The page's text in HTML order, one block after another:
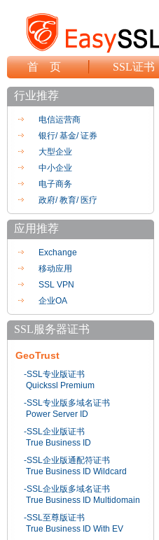
首 页 SSL证书
行业推荐
电信运营商
银行/ 基金/ 证券
大型企业
中小企业
电子商务
政府/ 教育/ 医疗
应用推荐
Exchange
移动应用
SSL VPN
企业OA
SSL服务器证书
GeoTrust
-SSL专业版证书
Quickssl Premium
-SSL专业版多域名证书
Power Server ID
-SSL企业版证书
True Business ID
-SSL企业版通配符证书
True Business ID Wildcard
-SSL企业版多域名证书
True Business ID Multidomain
-SSL至尊版证书
True Business ID With EV